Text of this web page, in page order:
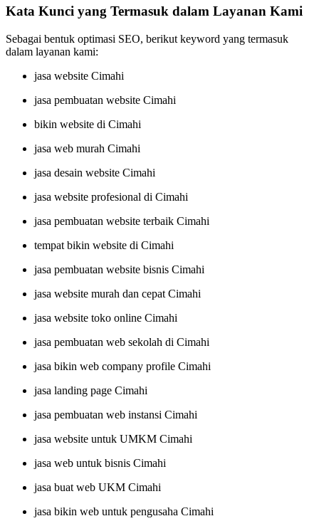
Kata Kunci yang Termasuk dalam Layanan Kami
Sebagai bentuk optimasi SEO, berikut keyword yang termasuk
dalam layanan kami:
jasa website Cimahi
jasa pembuatan website Cimahi
bikin website di Cimahi
jasa web murah Cimahi
jasa desain website Cimahi
jasa website profesional di Cimahi
jasa pembuatan website terbaik Cimahi
tempat bikin website di Cimahi
jasa pembuatan website bisnis Cimahi
jasa website murah dan cepat Cimahi
jasa website toko online Cimahi
jasa pembuatan web sekolah di Cimahi
jasa bikin web company profile Cimahi
jasa landing page Cimahi
jasa pembuatan web instansi Cimahi
jasa website untuk UMKM Cimahi
jasa web untuk bisnis Cimahi
jasa buat web UKM Cimahi
jasa bikin web untuk pengusaha Cimahi